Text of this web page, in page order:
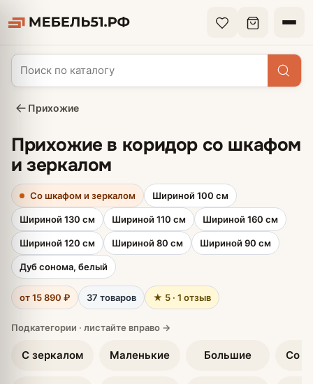
Прихожие
Прихожие в коридор со шкафом
и зеркалом
Со шкафом и зеркалом Шириной 100 см
Шириной 130 см Шириной 110 см Шириной 160 см
Шириной 120 см Шириной 80 см Шириной 90 см
Дуб сонома, белый
от 15 890 ₽ 37 товаров ★ 5 · 1 отзыв
С зеркалом Маленькие Большие Со